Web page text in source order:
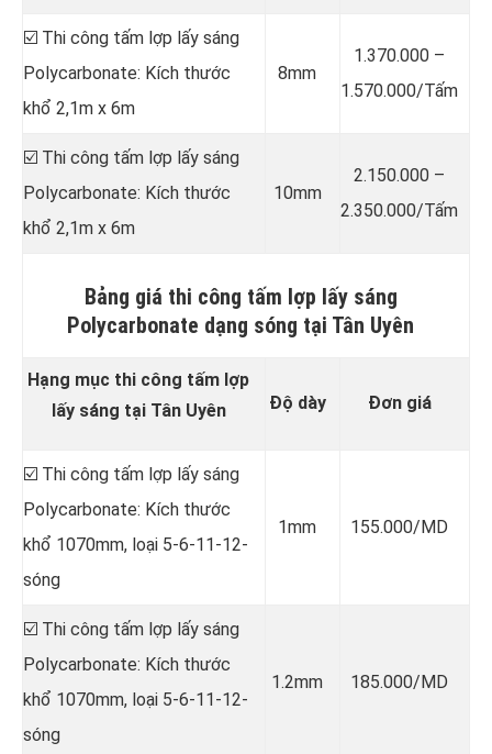
☑️ Thi công tấm lợp lấy sáng
Polycarbonate: Kích thước
khổ 2,1m x 6m
8mm
1.370.000 –
1.570.000/Tấm
☑️ Thi công tấm lợp lấy sáng
Polycarbonate: Kích thước
khổ 2,1m x 6m
10mm
2.150.000 –
2.350.000/Tấm
Bảng giá thi công tấm lợp lấy sáng
Polycarbonate dạng sóng tại Tân Uyên
Hạng mục thi công tấm lợp
lấy sáng tại Tân Uyên
Độ dày Đơn giá
☑️ Thi công tấm lợp lấy sáng
Polycarbonate: Kích thước
khổ 1070mm, loại 5-6-11-12-
sóng
1mm 155.000/MD
☑️ Thi công tấm lợp lấy sáng
Polycarbonate: Kích thước
khổ 1070mm, loại 5-6-11-12-
sóng
1.2mm 185.000/MD